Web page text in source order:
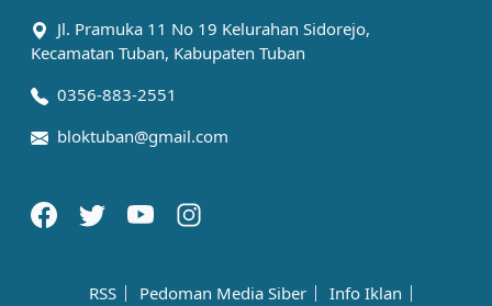
Jl. Pramuka 11 No 19 Kelurahan Sidorejo,
Kecamatan Tuban, Kabupaten Tuban
0356-883-2551
bloktuban@gmail.com
RSS Pedoman Media Siber
Info Iklan